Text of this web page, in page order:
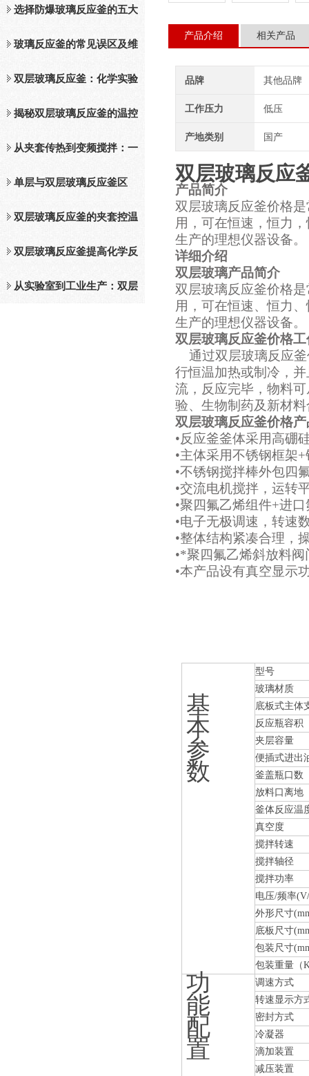
产品介绍 相关产品
品牌 其他品牌
工作压力 低压
产地类别 国产
双层玻璃反应
产品简介
双层玻璃反应釜价格
用，可在恒速，恒力
生产的理想仪器设备。
详细介绍
双层玻璃产品简介
双层玻璃反应釜价格
用，可在恒速、恒力
生产的理想仪器设备。
双层玻璃反应釜价格工
通过双层玻璃反应釜
行恒温加热或制冷，
流，反应完毕，物料
验、生物制药及新材
双层玻璃反应釜价格
•反应釜釜体采用高硼
•主体采用不锈钢框架
•不锈钢搅拌棒外包四
•交流电机搅拌，运转
•聚四氟乙烯组件+进
•电子无极调速，转速
•整体结构紧凑合理，
•*聚四氟乙烯斜放料
•本产品设有真空显示
基
本
参
数
型号
玻璃材质
底板式主体
反应瓶容积
夹层容量
便插式进出
釜盖瓶口数
放料口离地
釜体反应温
真空度
搅拌转速
搅拌轴径
搅拌功率
电压/频率
外形尺寸
底板尺寸
包装尺寸
包装重量（
功
能
配
置
调速方式
转速显示方
密封方式
冷凝器
滴加装置
减压装置
工作原理
选择防爆玻璃反应釜的五大
理由：安全、精准与高效的
科研生产基石
玻璃反应釜的常见误区及维
护保养技巧
双层玻璃反应釜：化学实验
的理想搭档
揭秘双层玻璃反应釜的温控
奥秘，保障实验精准性
从夹套传热到变频搅拌：一
文读懂玻璃反应釜的温控与
混合机制
单层与双层玻璃反应釜区
别，化工实验该如何挑选
双层玻璃反应釜的夹套控温
原理与实战技巧
双层玻璃反应釜提高化学反
应控制精度与安全性
从实验室到工业生产：双层